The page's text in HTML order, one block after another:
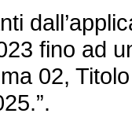
fino ad
02,